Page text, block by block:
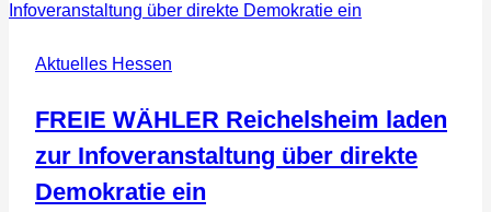
starten
die
Stufe
die
Menschen
Aktuelles Hessen
FREIE WÄHLER Reichelsheim laden
zur Infoveranstaltung über direkte
Demokratie ein